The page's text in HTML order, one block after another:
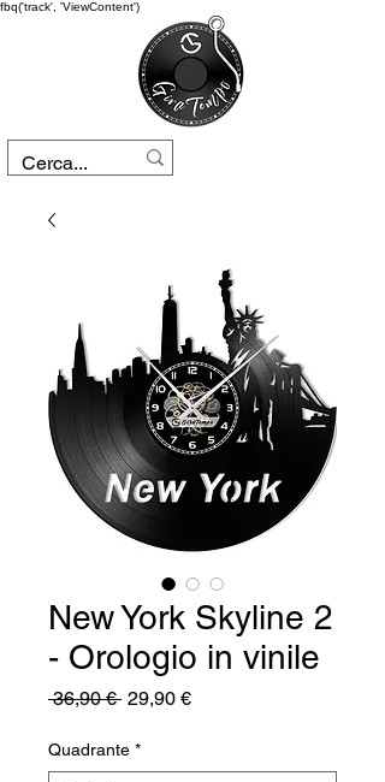
fbq('track', 'ViewContent')
New York Skyline 2
- Orologio in vinile
36,90 € Prezzo
29,90 €Prezzo
Quadrante *